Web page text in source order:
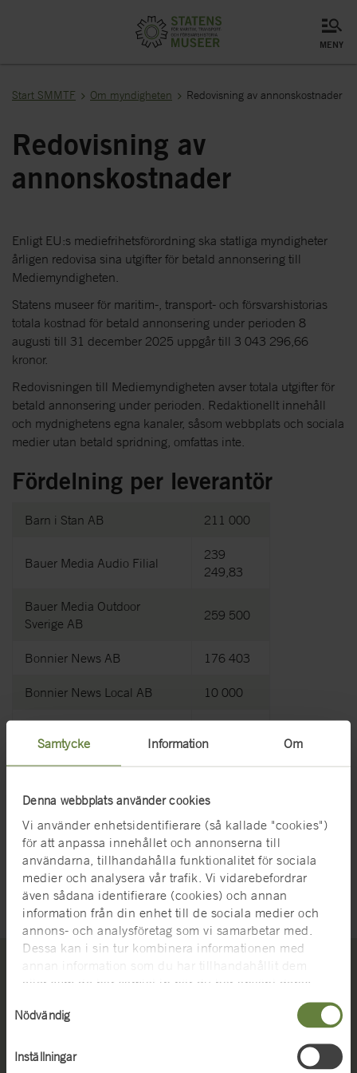
Samtycke Information Om
Denna webbplats använder cookies
Vi använder enhetsidentifierare (så kallade "cookies")
för att anpassa innehållet och annonserna till
användarna, tillhandahålla funktionalitet för sociala
medier och analysera vår trafik. Vi vidarebefordrar
även sådana identifierare (cookies) och annan
information från din enhet till de sociala medier och
annons- och analysföretag som vi samarbetar med.
Dessa kan i sin tur kombinera informationen med
annan information som du har tillhandahållit dem
eller som de har samlat in när du har använt deras
Nödvändig
Inställningar
meny
Start SMMTF Om myndigheten Redovisning av annonskostnader
Redovisning av
annonskostnader
Enligt EU:s mediefrihetsförordning ska statliga myndigheter
årligen redovisa sina utgifter för betald annonsering till
Mediemyndigheten.
Statens museer för maritim-, transport- och försvarshistorias
totala kostnad för betald annonsering under perioden 8
augusti till 31 december 2025 uppgår till 3 043 296,66
kronor.
Redovisningen till Mediemyndigheten avser totala utgifter för
betald annonsering under perioden. Redaktionellt innehåll
och mydnighetens egna kanaler, såsom webbplats och sociala
medier utan betald spridning, omfattas inte.
Fördelning per leverantör
Barn i Stan AB 211 000
Bauer Media Audio Filial
239
249,83
Bauer Media Outdoor
Sverige AB
259 500
Bonnier News AB 176 403
Bonnier News Local AB 10 000
Groundfloor Studio AB
INTK BV 34 000
Järnvägsmusei Vänner 24 000
Kungliga Automobil
Klubben Ideell förening
5 000
Kungliga Motorbåtklubben
Ideell förening
5 000
Meta och Google ads/SEB
Kort Bank AB
711,12
Nordic Exhibitions & Events
Senast uppdaterad 2026-06-21
E-post:
Mer kontaktinformation